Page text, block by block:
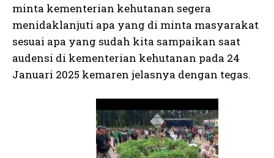
minta kementerian kehutanan segera
menidaklanjuti apa yang di minta masyarakat
sesuai apa yang sudah kita sampaikan saat
audensi di kementerian kehutanan pada 24
Januari 2025 kemaren jelasnya dengan tegas.